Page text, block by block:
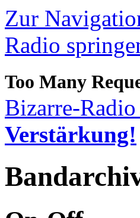
Zur
Radio
Bizarre-
Verstärkung!